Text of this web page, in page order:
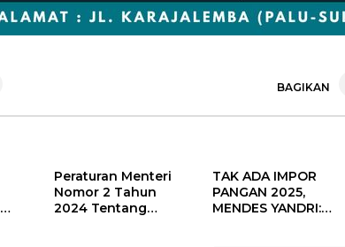
BAGIKAN
Peraturan Menteri
Nomor 2 Tahun
2024 Tentang
TAK ADA IMPOR
PANGAN 2025,
MENDES YANDRI: